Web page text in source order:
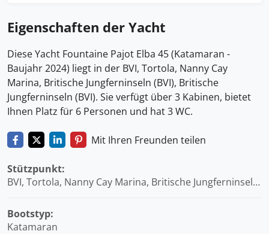
Eigenschaften der Yacht
Diese Yacht Fountaine Pajot Elba 45 (Katamaran -
Baujahr 2024) liegt in der BVI, Tortola, Nanny Cay
Marina, Britische Jungferninseln (BVI), Britische
Jungferninseln (BVI). Sie verfügt über 3 Kabinen, bietet
Ihnen Platz für 6 Personen und hat 3 WC.
Mit Ihren Freunden teilen
Stützpunkt:
BVI, Tortola, Nanny Cay Marina, Britische Jungferninseln
Bootstyp:
Katamaran